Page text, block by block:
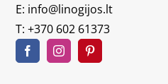
E: info@linogijos.lt
T:+370 602 61373